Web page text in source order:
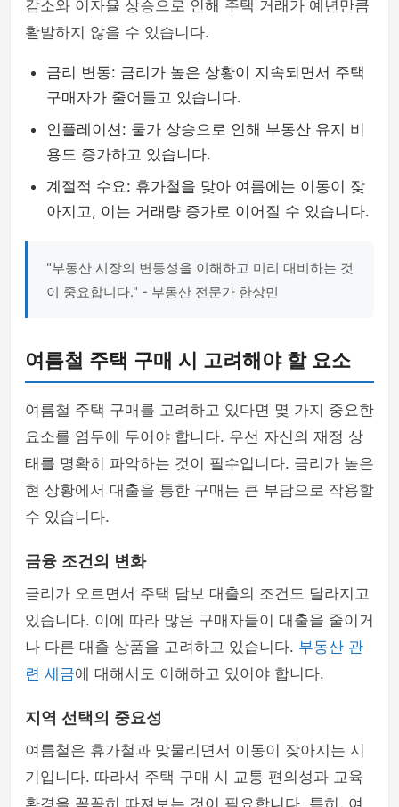
감소와 이자율 상승으로 인해 주택 거래가 예년만큼
활발하지 않을 수 있습니다.
금리 변동: 금리가 높은 상황이 지속되면서 주택
구매자가 줄어들고 있습니다.
인플레이션: 물가 상승으로 인해 부동산 유지 비
용도 증가하고 있습니다.
계절적 수요: 휴가철을 맞아 여름에는 이동이 잦
아지고, 이는 거래량 증가로 이어질 수 있습니다.
"부동산 시장의 변동성을 이해하고 미리 대비하는 것
이 중요합니다." - 부동산 전문가 한상민
여름철 주택 구매 시 고려해야 할 요소
여름철 주택 구매를 고려하고 있다면 몇 가지 중요한
요소를 염두에 두어야 합니다. 우선 자신의 재정 상
태를 명확히 파악하는 것이 필수입니다. 금리가 높은
현 상황에서 대출을 통한 구매는 큰 부담으로 작용할
수 있습니다.
금융 조건의 변화
금리가 오르면서 주택 담보 대출의 조건도 달라지고
있습니다. 이에 따라 많은 구매자들이 대출을 줄이거
나 다른 대출 상품을 고려하고 있습니다. 부동산 관
련 세금에 대해서도 이해하고 있어야 합니다.
지역 선택의 중요성
여름철은 휴가철과 맞물리면서 이동이 잦아지는 시
기입니다. 따라서 주택 구매 시 교통 편의성과 교육
환경을 꼼꼼히 따져보는 것이 필요합니다. 특히, 여